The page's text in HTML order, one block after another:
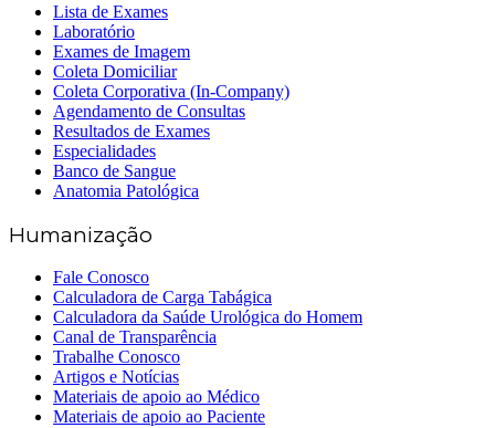
Lista de Exames
Laboratório
Exames de Imagem
Coleta Domiciliar
Coleta Corporativa (In-Company)
Agendamento de Consultas
Resultados de Exames
Especialidades
Banco de Sangue
Anatomia Patológica
Humanização
Fale Conosco
Calculadora de Carga Tabágica
Calculadora da Saúde Urológica do Homem
Canal de Transparência
Trabalhe Conosco
Artigos e Notícias
Materiais de apoio ao Médico
Materiais de apoio ao Paciente